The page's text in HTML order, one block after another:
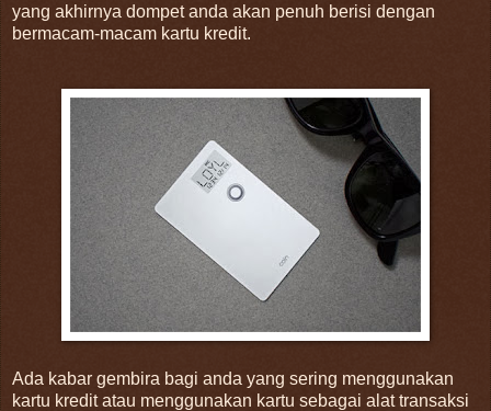
yang akhirnya dompet anda akan penuh berisi dengan
bermacam-macam kartu kredit.
Ada kabar gembira bagi anda yang sering menggunakan
kartu kredit atau menggunakan kartu sebagai alat transaksi